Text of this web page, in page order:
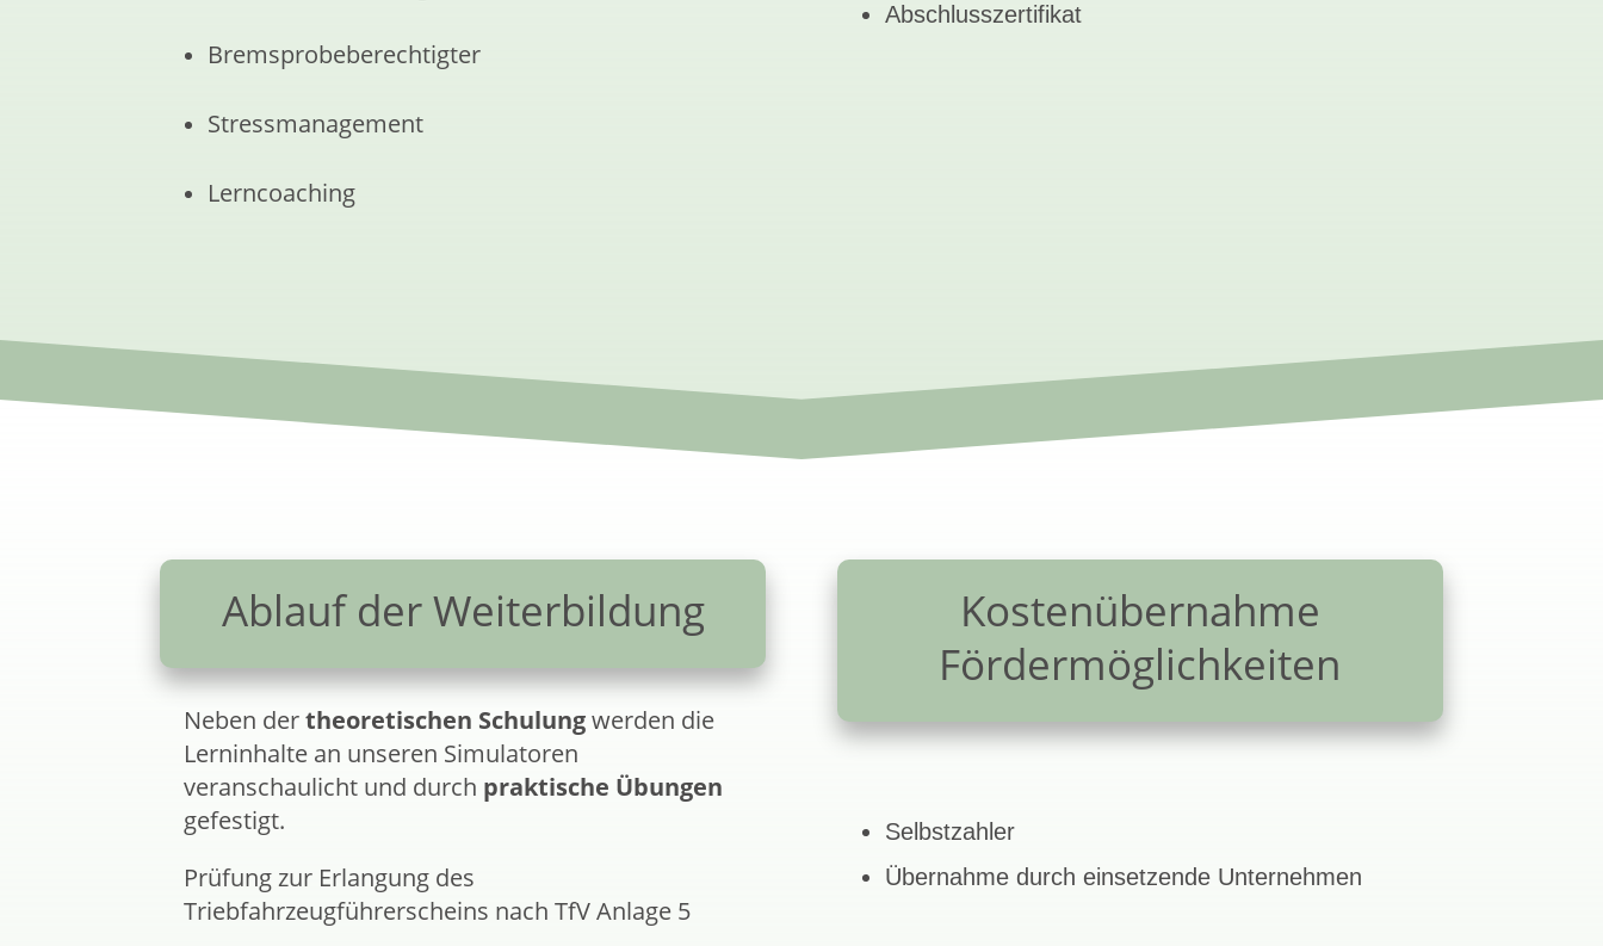
Bremsprobeberechtigter
Stressmanagement
Lerncoaching
Abschlusszertifikat
Ablauf der Weiterbildung
Neben dertheoretischen Schulungwerden die
Lerninhalte an unseren Simulatoren
veranschaulicht und durch praktische Übungen
gefestigt.
Prüfung zur Erlangung des
Triebfahrzeugführerscheins nach TfV Anlage 5
Kostenübernahme
Fördermöglichkeiten
Selbstzahler
Übernahme durch einsetzende Unternehmen